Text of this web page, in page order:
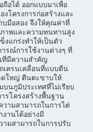
ถือได้ ออกแบบมาเพื่อ
โครงการก่อสร้างและ
บมือสอง จึงให้คุณค่าที่
าพและความทนทานสูง
งแกร่งทำให้เป็นตัว
ารณ์การใช้งานต่างๆ ที่
ที่มีความสำคัญ
เครนเคลื่อนที่แบบตีน
ดใหญ่ ตีนตะขาบให้
นภูมิประเทศที่ไม่เรียบ
รโครงสร้างพื้นฐาน
ามสามารถในการไต่
งานได้อย่างมี
มสามารถในการปรับ